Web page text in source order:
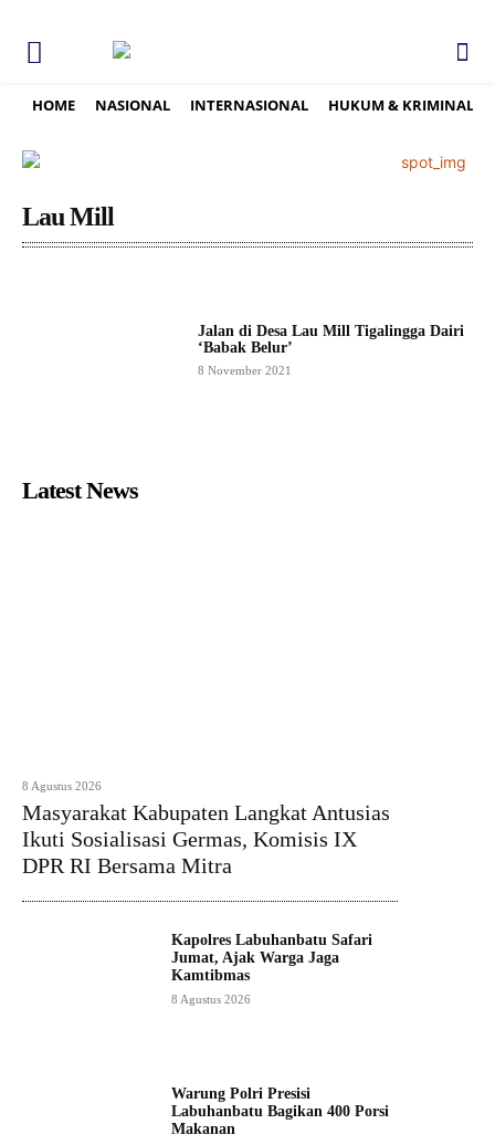
HOME NASIONAL INTERNASIONAL HUKUM & KRIMINAL
Lau Mill
Jalan di Desa Lau Mill Tigalingga Dairi
‘Babak Belur’
8 November 2021
Latest News
8 Agustus 2026
Masyarakat Kabupaten Langkat Antusias
Ikuti Sosialisasi Germas, Komisis IX
DPR RI Bersama Mitra
Kapolres Labuhanbatu Safari
Jumat, Ajak Warga Jaga
Kamtibmas
8 Agustus 2026
Warung Polri Presisi
Labuhanbatu Bagikan 400 Porsi
Makanan